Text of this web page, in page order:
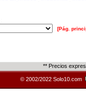
[Pág.
** Precios
© 2002/2022 Solo10.com